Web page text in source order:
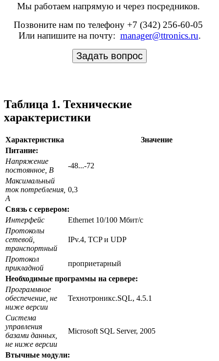
Мы работаем напрямую и через посредников.
Позвоните нам по телефону +7 (342) 256-60-05
Или напишите на почту: manager@ttronics.ru.
Задать вопрос
Таблица 1. Технические
характеристики
Характеристика
Значение
Питание:
Напряжение
постоянное, В
-48...-72
Максимальный
ток потребления,
А
0,3
Связь с сервером:
Интерфейс
Ethernet 10/100 Мбит/с
Протоколы
сетевой,
транспортный
IPv.4, TCP и UDP
Протокол
прикладной
проприетарный
Необходимые программы на сервере:
Программное
обеспечение, не
ниже версии
Технотроникс.SQL, 4.5.1
Система
управления
базами данных,
не ниже версии
Microsoft SQL Server, 2005
Втычные модули: